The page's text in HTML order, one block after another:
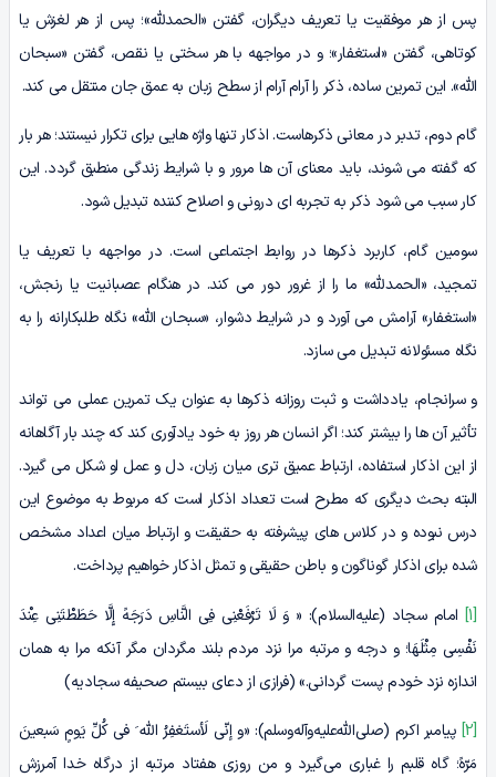
پس از هر موفقیت یا تعریف دیگران، گفتن «الحمدلله»؛ پس از هر لغزش یا
کوتاهی، گفتن «استغفار»؛ و در مواجهه با هر سختی یا نقص، گفتن «سبحان
الله». این تمرین ساده، ذکر را آرام آرام از سطح زبان به عمق جان منتقل می کند.
گام دوم، تدبر در معانی ذکرهاست. اذکار تنها واژه هایی برای تکرار نیستند؛ هر بار
که گفته می شوند، باید معنای آن ها مرور و با شرایط زندگی منطبق گردد. این
کار سبب می شود ذکر به تجربه ای درونی و اصلاح کننده تبدیل شود.
سومین گام، کاربرد ذکرها در روابط اجتماعی است. در مواجهه با تعریف یا
تمجید، «الحمدلله» ما را از غرور دور می کند. در هنگام عصبانیت یا رنجش،
«استغفار» آرامش می آورد و در شرایط دشوار، «سبحان الله» نگاه طلبکارانه را به
نگاه مسئولانه تبدیل می سازد.
و سرانجام، یادداشت و ثبت روزانه ذکرها به عنوان یک تمرین عملی می تواند
تأثیر آن ها را بیشتر کند؛ اگر انسان هر روز به خود یادآوری کند که چند بار آگاهانه
از این اذکار استفاده، ارتباط عمیق تری میان زبان، دل و عمل او شکل می گیرد.
البته بحث دیگری که مطرح است تعداد اذکار است که مربوط به موضوع این
درس نبوده و در کلاس های پیشرفته به حقیقت و ارتباط میان اعداد مشخص
شده برای اذکار گوناگون و باطن حقیقی و تمثل اذکار خواهیم پرداخت.
[1]
امام سجاد (علیه‌السلام): « وَ لَا تَرْفَعْنِی فِی النَّاسِ دَرَجَهً إِلَّا حَطَطْتَنِی عِنْدَ
نَفْسِی مِثْلَهَا؛ و درجه و مرتبه مرا نزد مردم بلند مگردان مگر آنکه مرا به همان
اندازه نزد خودم پست گردانی.» (فرازی از دعای بیستم صحیفه سجادیه)
[2]
پیامبر اکرم (صلی‌الله‌علیه‌وآله‌وسلم): «و إنّی لَأستَغفِرُ اللّه َ فی کُلِّ یَومٍ سَبعینَ
مَرّهً؛ گاه قلبم را غبارى مى‌گیرد و من روزى هفتاد مرتبه از درگاه خدا آمرزش